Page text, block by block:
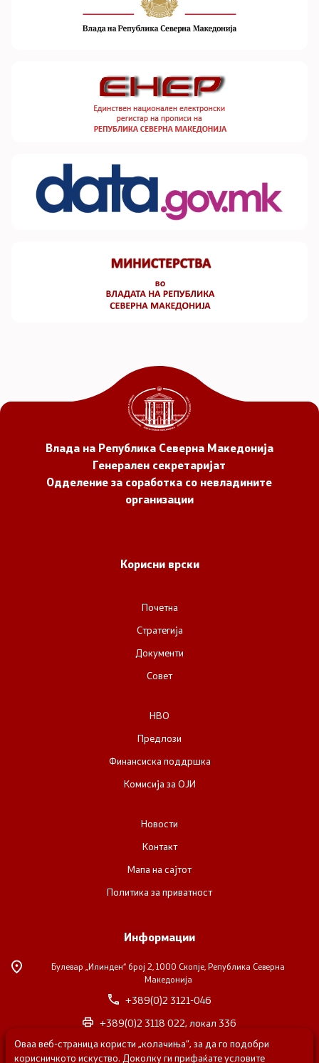
Влада на Република Северна Македонија
Генерален секретаријат
Одделение за соработка со невладините
организации
Корисни врски
Почетна
Стратегија
Документи
Совет
НВО
Предлози
Финансиска поддршка
Комисија за ОЈИ
Новости
Контакт
Мапа на сајтот
Политика за приватност
Информации
Булевар „Илинден“ број 2, 1000 Скопје, Република Северна
Македонија
+389(0)2 3121-046
+389(0)2 3118 022, локал 336
nvosorabotka@gs.gov.mk
Оваа веб-страница користи „колачиња“, за да го подобри
корисничкото искуство. Доколку ги прифаќате условите